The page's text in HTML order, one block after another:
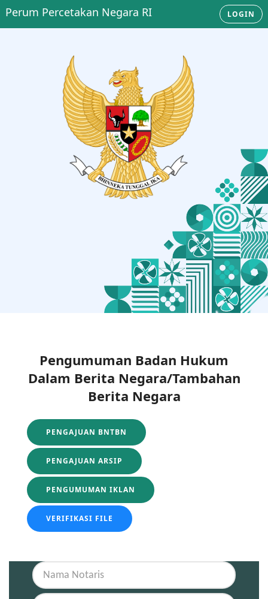
Perum Percetakan Negara RI LOGIN
Pengumuman Badan Hukum
Dalam Berita Negara/Tambahan
Berita Negara
PENGAJUAN BNTBN
PENGAJUAN ARSIP
PENGUMUMAN IKLAN
VERIFIKASI FILE